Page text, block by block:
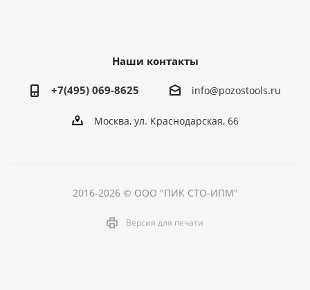
Наши контакты
+7(495) 069-8625 info@pozostools.ru
Москва, ул. Краснодарская, 66
2016-2026 © ООО "ПИК СТО-ИПМ"
Версия для печати